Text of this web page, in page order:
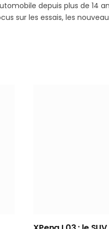
depuis plus de 14
sur les essais, les